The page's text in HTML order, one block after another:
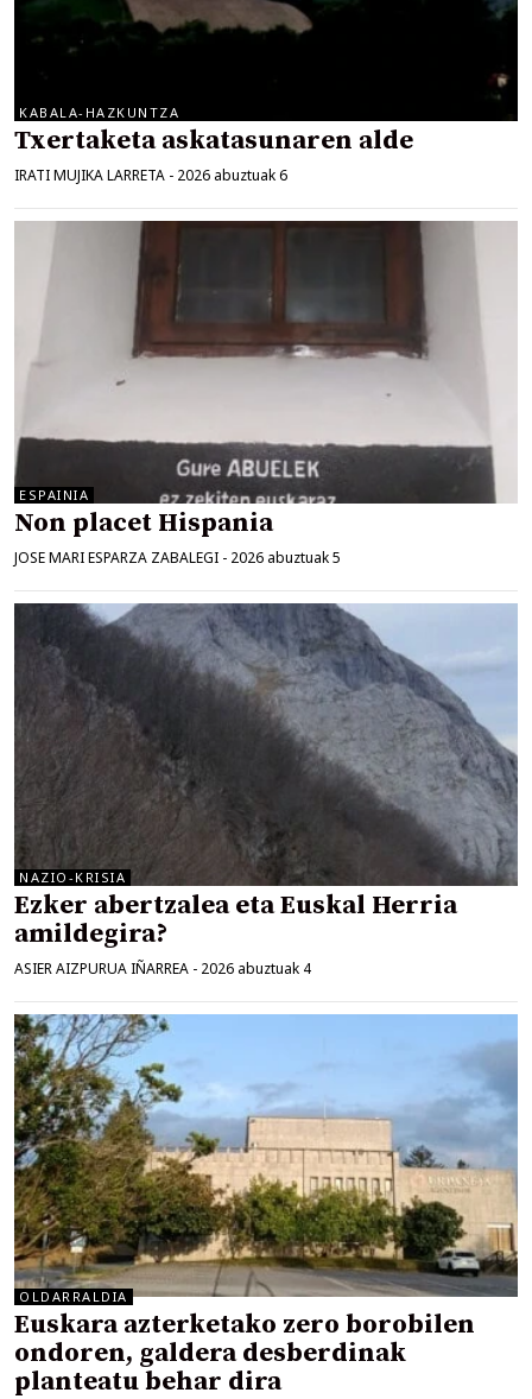
KABALA-HAZKUNTZA
Txertaketa askatasunaren alde
IRATI MUJIKA LARRETA - 2026 abuztuak 6
ESPAINIA
Non placet Hispania
JOSE MARI ESPARZA ZABALEGI - 2026 abuztuak 5
NAZIO-KRISIA
Ezker abertzalea eta Euskal Herria
amildegira?
ASIER AIZPURUA IÑARREA - 2026 abuztuak 4
OLDARRALDIA
Euskara azterketako zero borobilen
ondoren, galdera desberdinak
planteatu behar dira